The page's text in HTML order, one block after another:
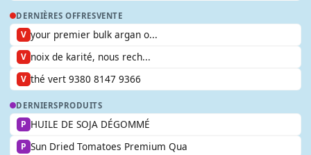
DERNIÈRES OFFRESVENTE
V your premier bulk argan o...
V noix de karité, nous rech...
V thé vert 9380 8147 9366
DERNIERSPRODUITS
P HUILE DE SOJA DÉGOMMÉ
P Sun Dried Tomatoes Premium Qua